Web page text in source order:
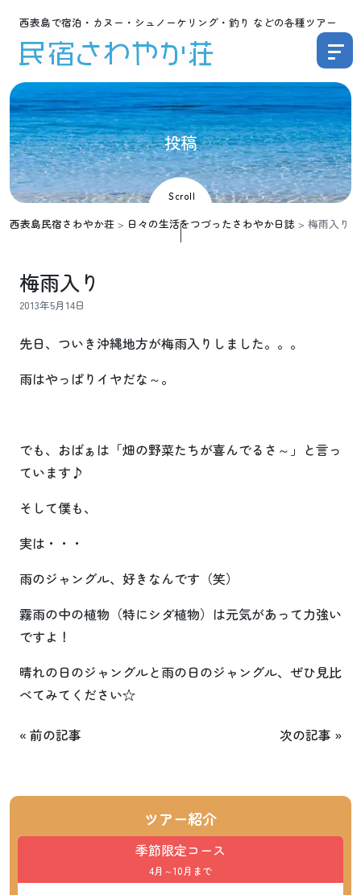
西表島で宿泊・カヌー・シュノーケリング・釣り などの各種ツアー
投稿
Scroll
西表島民宿さわやか荘 > 日々の生活をつづったさわやか日誌 > 梅雨入り
梅雨入り
2013年5月14日
先日、ついき沖縄地方が梅雨入りしました。。。
雨はやっぱりイヤだな～。
でも、おばぁは「畑の野菜たちが喜んでるさ～」と言っ
ています♪
そして僕も、
実は・・・
雨のジャングル、好きなんです（笑）
霧雨の中の植物（特にシダ植物）は元気があって力強い
ですよ！
晴れの日のジャングルと雨の日のジャングル、ぜひ見比
べてみてください☆
« 前の記事 次の記事 »
ツアー紹介
季節限定コース
4月～10月まで